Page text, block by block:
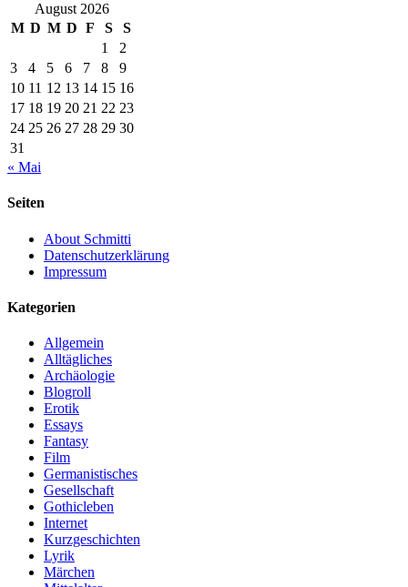
August 2026
M D M D F S
S
1
2
3
4 5 6 7 8
9
10 11 12 13 14 15 16
17 18 19 20 21 22 23
24 25 26 27 28 29 30
31
« Mai
Seiten
About Schmitti
Datenschutzerklärung
Impressum
Kategorien
Allgemein
Alltägliches
Archäologie
Blogroll
Erotik
Essays
Fantasy
Film
Germanistisches
Gesellschaft
Gothicleben
Internet
Kurzgeschichten
Lyrik
Märchen